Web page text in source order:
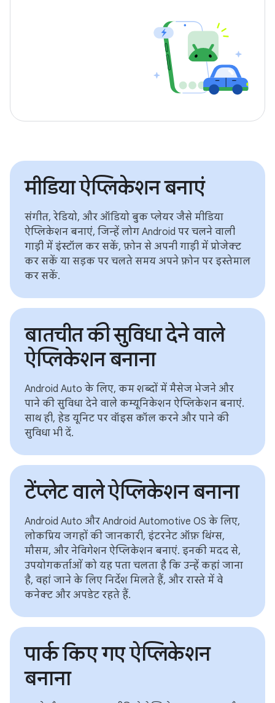
मीडिया ऐप्लिकेशन बनाएं
संगीत, रेडियो, और ऑडियो बुक प्लेयर जैसे मीडिया
ऐप्लिकेशन बनाएं, जिन्हें लोग Android पर चलने वाली
गाड़ी में इंस्टॉल कर सकें, फ़ोन से अपनी गाड़ी में प्रोजेक्ट
कर सकें या सड़क पर चलते समय अपने फ़ोन पर इस्तेमाल
कर सकें.
बातचीत की सुविधा देने वाले
ऐप्लिकेशन बनाना
Android Auto के लिए, कम शब्दों में मैसेज भेजने और
पाने की सुविधा देने वाले कम्यूनिकेशन ऐप्लिकेशन बनाएं.
साथ ही, हेड यूनिट पर वॉइस कॉल करने और पाने की
सुविधा भी दें.
टेंप्लेट वाले ऐप्लिकेशन बनाना
Android Auto और Android Automotive OS के लिए,
लोकप्रिय जगहों की जानकारी, इंटरनेट ऑफ़ थिंग्स,
मौसम, और नेविगेशन ऐप्लिकेशन बनाएं. इनकी मदद से,
उपयोगकर्ताओं को यह पता चलता है कि उन्हें कहां जाना
है, वहां जाने के लिए निर्देश मिलते हैं, और रास्ते में वे
कनेक्ट और अपडेट रहते हैं.
पार्क किए गए ऐप्लिकेशन
बनाना